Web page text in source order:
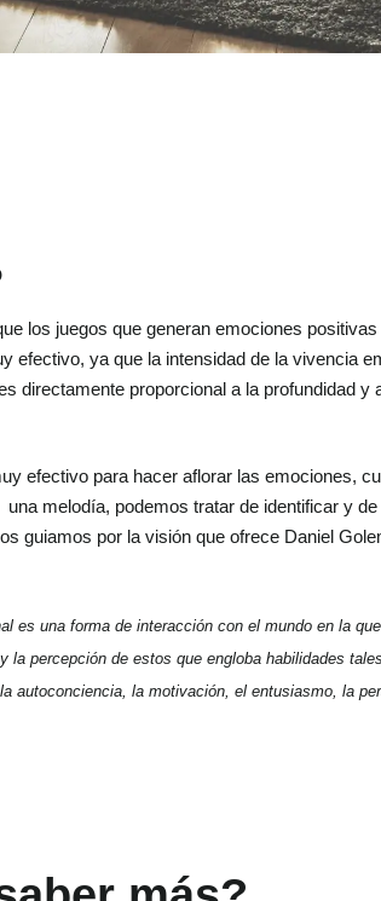
los juegos que generan emociones
efectivo, ya que la intensidad de la vivencia
directamente proporcional a la profundidad y
efectivo para hacer aflorar las emociones,
melodía, podemos tratar de identificar y de
guiamos por la visión que ofrece Daniel
es una forma de interacción con el mundo en la
la percepción de estos que engloba habilidades
autoconciencia, la motivación, el entusiasmo, la